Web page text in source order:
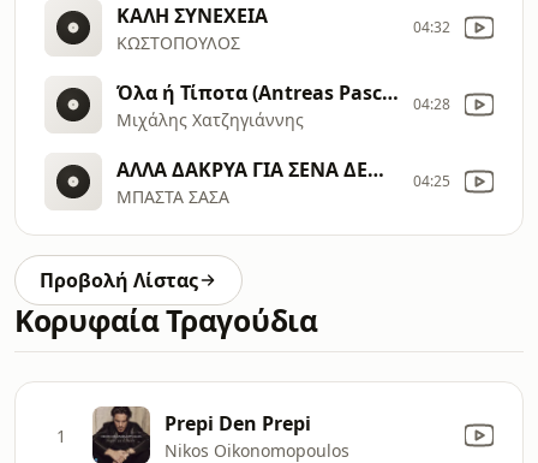
ΚΑΛΗ ΣΥΝΕΧΕΙΑ
ΚΩΣΤΟΠΟΥΛΟΣ
04:32
Όλα ή Τίποτα (Antreas Paschos Remix)
Μιχάλης Χατζηγιάννης
04:28
ΑΛΛΑ ΔΑΚΡΥΑ ΓΙΑ ΣΕΝΑ ΔΕΝ ΘΑ ΧΥΣΩ
ΜΠΑΣΤΑ ΣΑΣΑ
04:25
Προβολή Λίστας
Κορυφαία Τραγούδια
1 Prepi Den Prepi
Nikos Oikonomopoulos